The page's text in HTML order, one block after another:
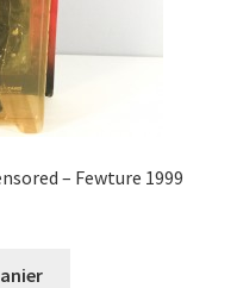
– Fewture 1999